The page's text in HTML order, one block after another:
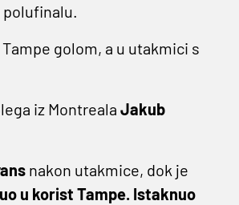
golom, a u utakmici s
iz Montreala Jakub
nakon utakmice, dok je
u korist Tampe. Istaknuo